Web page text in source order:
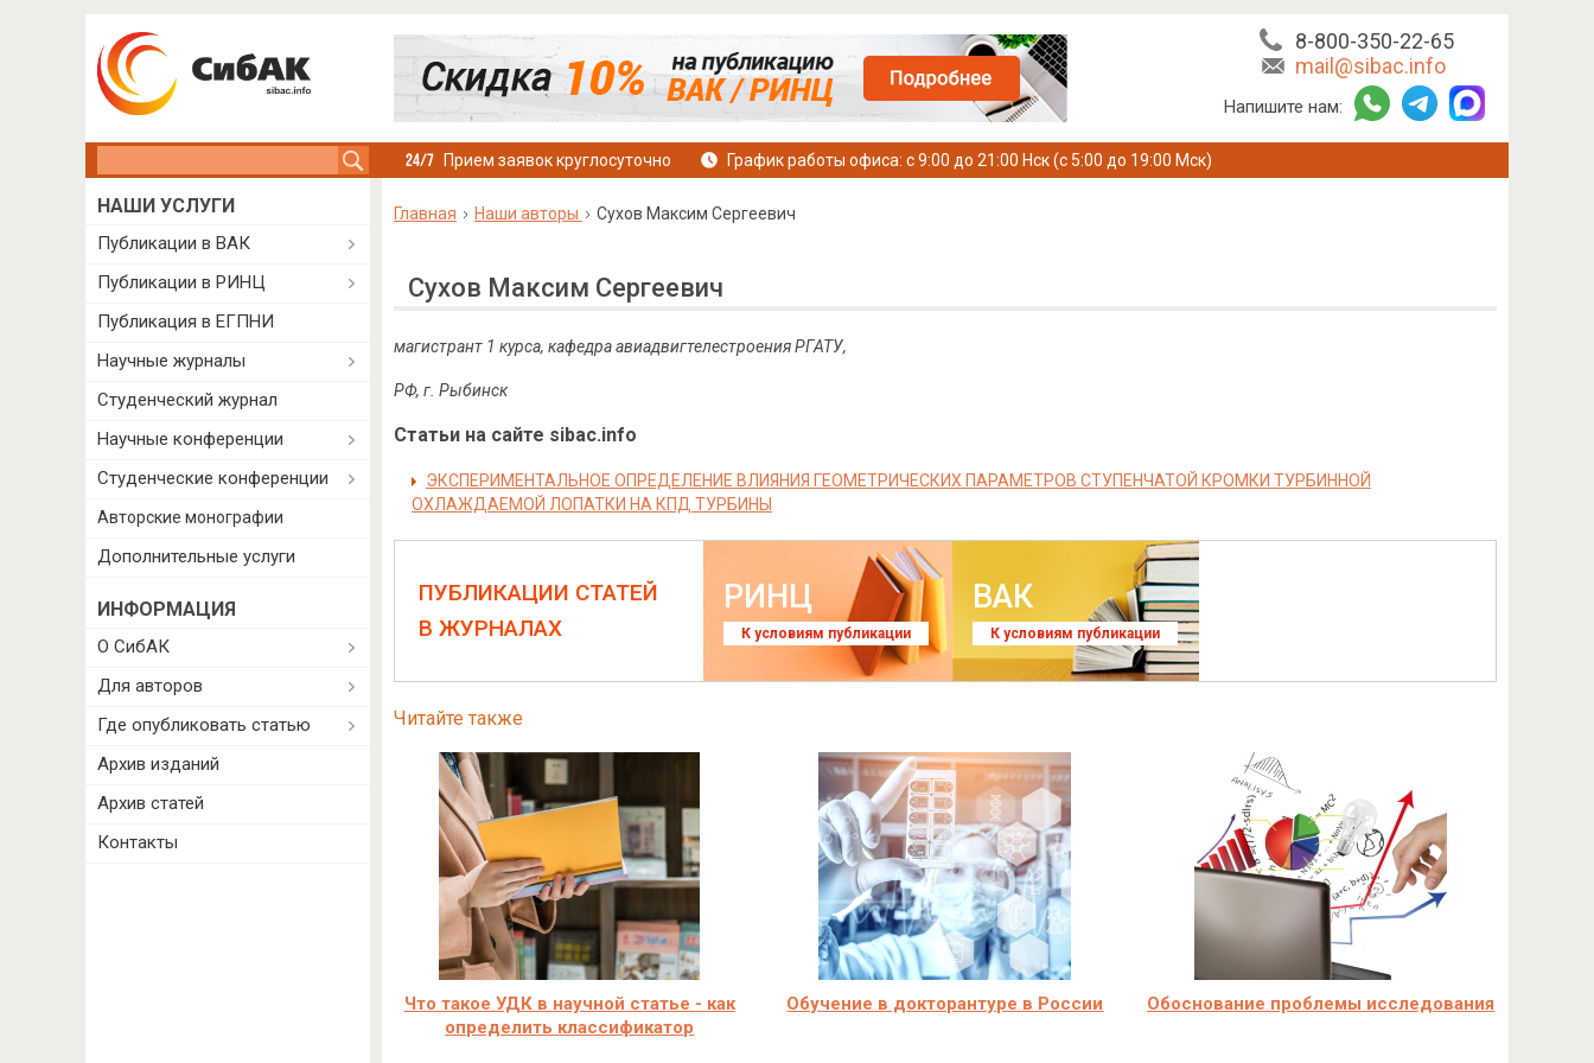
8-800-350-22-65
mail@sibac.info
Напишите нам:
Прием заявок круглосуточно График работы офиса: с 9:00 до 21:00 Нск (с 5:00 до 19:00 Мск)
Главная Наши авторы Сухов Максим Сергеевич
Сухов Максим Сергеевич
магистрант 1 курса, кафедра авиадвигтелестроения РГАТУ,
РФ, г. Рыбинск
Статьи на сайте sibac.info
ЭКСПЕРИМЕНТАЛЬНОЕ ОПРЕДЕЛЕНИЕ ВЛИЯНИЯ ГЕОМЕТРИЧЕСКИХ ПАРАМЕТРОВ СТУПЕНЧАТОЙ КРОМКИ ТУРБИННОЙ
ОХЛАЖДАЕМОЙ ЛОПАТКИ НА КПД ТУРБИНЫ
ПУБЛИКАЦИИ СТАТЕЙ
В ЖУРНАЛАХ
РИНЦ
К условиям публикации
ВАК
К условиям публикации
Читайте также
Что такое УДК в научной статье - как
определить классификатор
Обучение в докторантуре в России Обоснование проблемы исследования
НАШИ УСЛУГИ
Публикации в ВАК
Публикации в РИНЦ
Публикация в ЕГПНИ
Научные журналы
Студенческий журнал
Научные конференции
Студенческие конференции
Авторские монографии
Дополнительные услуги
ИНФОРМАЦИЯ
О СибАК
Для авторов
Где опубликовать статью
Архив изданий
Архив статей
Контакты